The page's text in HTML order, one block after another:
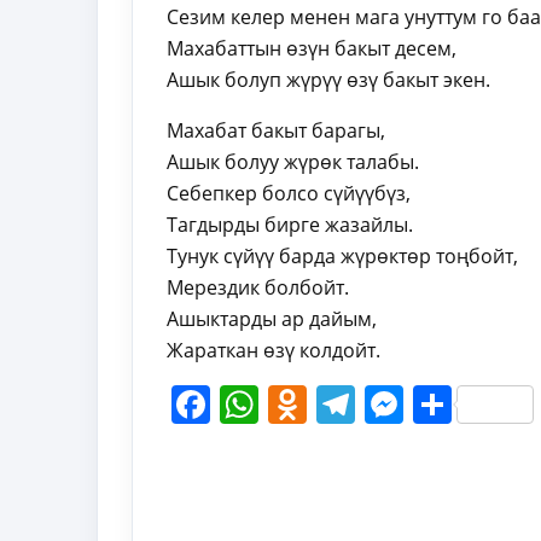
Сезим келер менен мага унуттум го
Махабаттын өзүн бакыт десем,
Ашык болуп жүрүү өзү бакыт экен.
Махабат бакыт барагы,
Ашык болуу жүрөк талабы.
Себепкер болсо сүйүүбүз,
Тагдырды бирге жазайлы.
Тунук сүйүү барда жүрөктөр тоңбойт,
Мерездик болбойт.
Ашыктарды ар дайым,
Жараткан өзү колдойт.
Facebook
WhatsApp
Telegram
Share